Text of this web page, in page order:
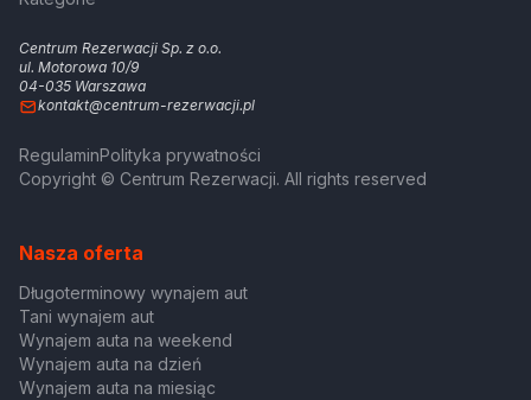
Centrum Rezerwacji Sp. z o.o.
ul. Motorowa 10/9
04-035 Warszawa
kontakt@centrum-rezerwacji.pl
Copyright © Centrum Rezerwacji. All rights reserved
RegulaminPolityka prywatności
Nasza oferta
Długoterminowy wynajem aut
Tani wynajem aut
Wynajem auta na weekend
Wynajem auta na dzień
Wynajem auta na miesiąc